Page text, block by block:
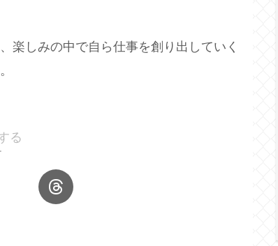
楽しみの中で自ら仕事を創り出していく
る